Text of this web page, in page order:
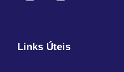
Links Úteis